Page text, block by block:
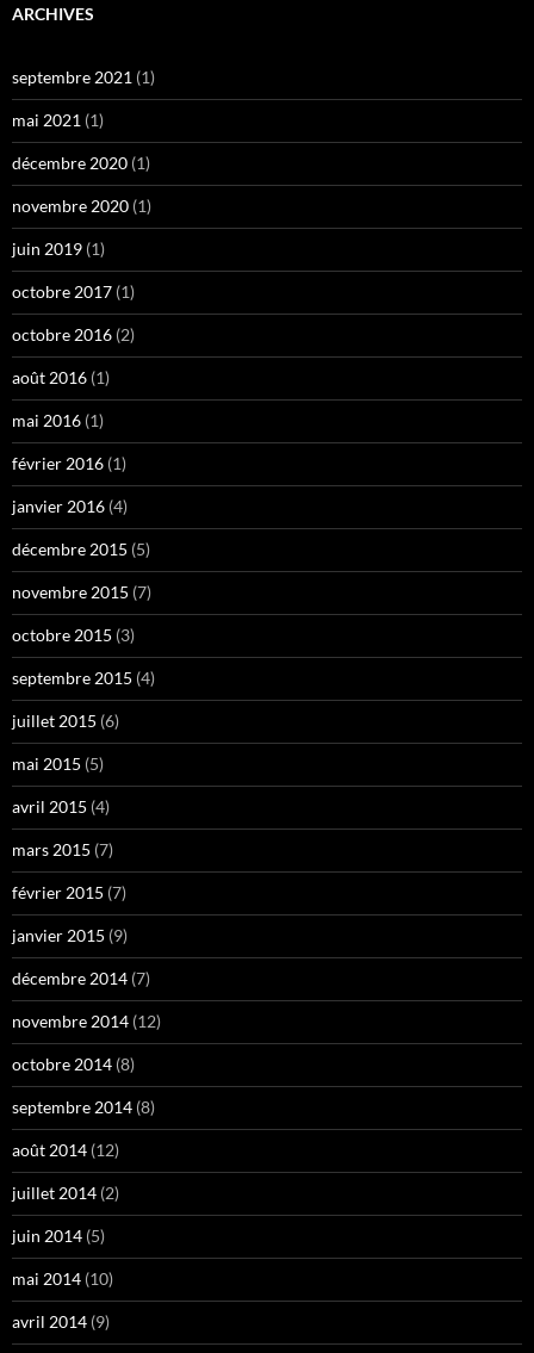
ARCHIVES
septembre 2021 (1)
mai 2021 (1)
décembre 2020 (1)
novembre 2020 (1)
juin 2019 (1)
octobre 2017 (1)
octobre 2016 (2)
août 2016 (1)
mai 2016 (1)
février 2016 (1)
janvier 2016 (4)
décembre 2015 (5)
novembre 2015 (7)
octobre 2015 (3)
septembre 2015 (4)
juillet 2015 (6)
mai 2015 (5)
avril 2015 (4)
mars 2015 (7)
février 2015 (7)
janvier 2015 (9)
décembre 2014 (7)
novembre 2014 (12)
octobre 2014 (8)
septembre 2014 (8)
août 2014 (12)
juillet 2014 (2)
juin 2014 (5)
mai 2014 (10)
avril 2014 (9)